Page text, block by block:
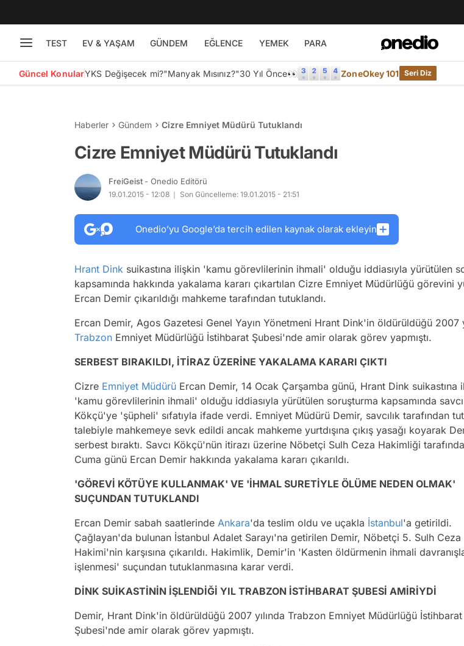
TEST EV & YAŞAM GÜNDEM EĞLENCE YEMEK PARA
Güncel KonularYKS Değişecek mi?"Manyak Mısınız?"30 Yıl Önce👀 ZoneOkey 101 Seri Diz
Haberler Gündem Cizre Emniyet Müdürü Tutuklandı
Cizre Emniyet Müdürü Tutuklandı
FreiGeist - Onedio Editörü
19.01.2015 - 12:08 Son Güncelleme: 19.01.2015 - 21:51
Onedio’yu Google’da tercih edilen kaynak olarak ekleyin
Hrant Dink suikastına ilişkin 'kamu görevlilerinin ihmali' olduğu iddiasıyla yürütülen
kapsamında hakkında yakalama kararı çıkartılan Cizre Emniyet Müdürlüğü görevini
Ercan Demir çıkarıldığı mahkeme tarafından tutuklandı.
Ercan Demir, Agos Gazetesi Genel Yayın Yönetmeni Hrant Dink'in öldürüldüğü 2007
Trabzon Emniyet Müdürlüğü İstihbarat Şubesi'nde amir olarak görev yapmıştı.
SERBEST BIRAKILDI, İTİRAZ ÜZERİNE YAKALAMA KARARI ÇIKTI
Cizre Emniyet Müdürü Ercan Demir, 14 Ocak Çarşamba günü, Hrant Dink suikastına
'kamu görevlilerinin ihmali' olduğu iddiasıyla yürütülen soruşturma kapsamında
Kökçü'ye 'şüpheli' sıfatıyla ifade verdi. Emniyet Müdürü Demir, savcılık tarafından
talebiyle mahkemeye sevk edildi ancak mahkeme yurtdışına çıkış yasağı koyarak
serbest bıraktı. Savcı Kökçü'nün itirazı üzerine Nöbetçi Sulh Ceza Hakimliği
Cuma günü Ercan Demir hakkında yakalama kararı çıkarıldı.
'GÖREVİ KÖTÜYE KULLANMAK' VE 'İHMAL SURETİYLE ÖLÜME NEDEN OLMAK'
SUÇUNDAN TUTUKLANDI
Ercan Demir sabah saatlerinde Ankara'da teslim oldu ve uçakla İstanbul'a getirildi.
Çağlayan'da bulunan İstanbul Adalet Sarayı'na getirilen Demir, Nöbetçi 5. Sulh Ceza
Hakimi'nin karşısına çıkarıldı. Hakimlik, Demir'in 'Kasten öldürmenin ihmali
işlenmesi' suçundan tutuklanmasına karar verdi.
DİNK SUİKASTİNİN İŞLENDİĞİ YIL TRABZON İSTİHBARAT ŞUBESİ AMİRİYDİ
Demir, Hrant Dink'in öldürüldüğü 2007 yılında Trabzon Emniyet Müdürlüğü İstihbarat
Şubesi'nde amir olarak görev yapmıştı.